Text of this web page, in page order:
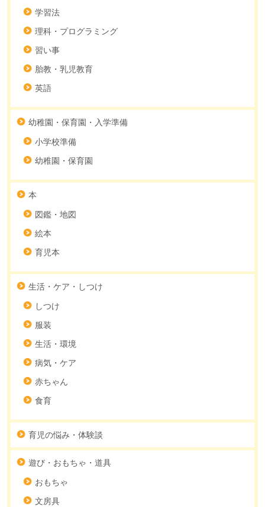
学習法
理科・プログラミング
習い事
胎教・乳児教育
英語
幼稚園・保育園・入学準備
小学校準備
幼稚園・保育園
本
図鑑・地図
絵本
育児本
生活・ケア・しつけ
しつけ
服装
生活・環境
病気・ケア
赤ちゃん
食育
育児の悩み・体験談
遊び・おもちゃ・道具
おもちゃ
文房具